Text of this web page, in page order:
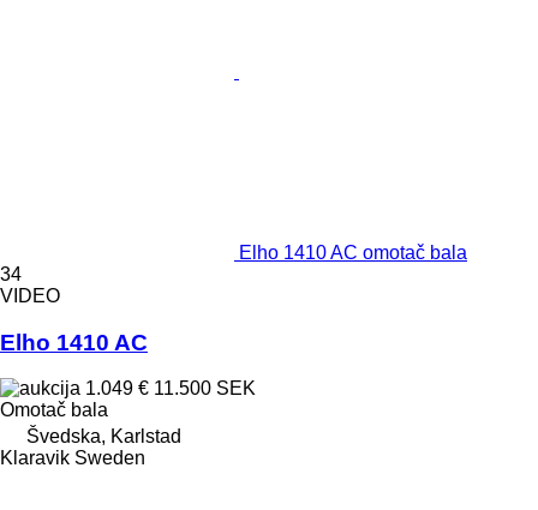
Elho 1410 AC omotač bala
34
VIDEO
Elho 1410 AC
1.049 € 11.500 SEK
Omotač bala
Švedska, Karlstad
Klaravik Sweden